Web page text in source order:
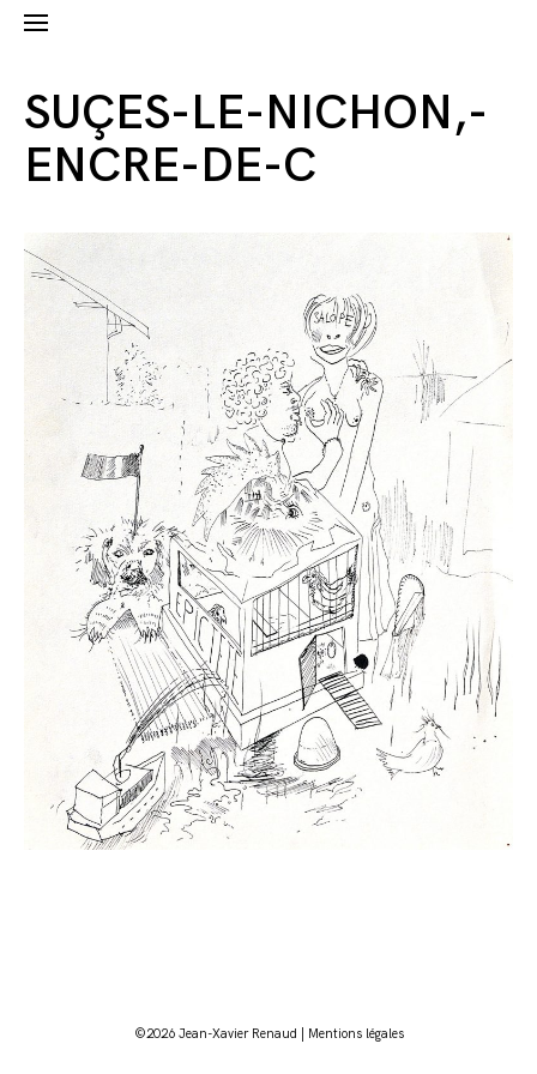
SUÇES-LE-NICHON,-
ENCRE-DE-C
©2026 Jean-Xavier Renaud | Mentions légales